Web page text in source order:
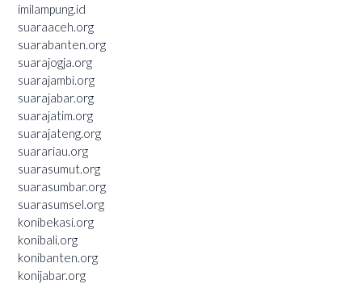
imilampung.id
suaraaceh.org
suarabanten.org
suarajogja.org
suarajambi.org
suarajabar.org
suarajatim.org
suarajateng.org
suarariau.org
suarasumut.org
suarasumbar.org
suarasumsel.org
konibekasi.org
konibali.org
konibanten.org
konijabar.org